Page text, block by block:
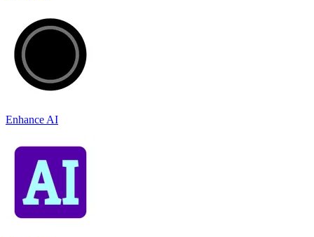
Enhance AI